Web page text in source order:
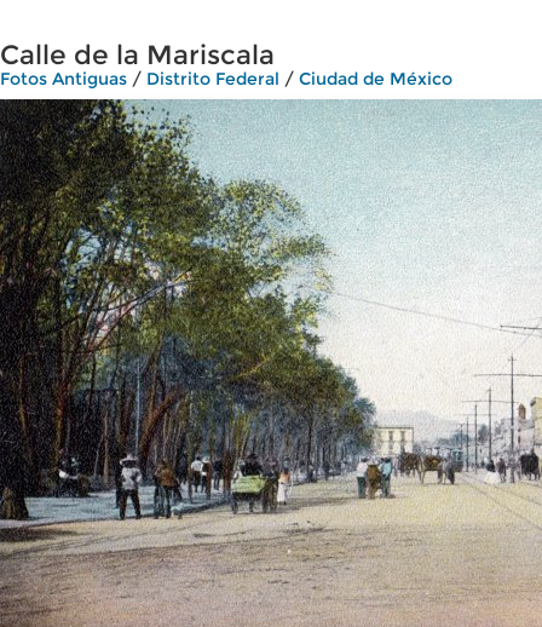
Calle de la Mariscala
Fotos Antiguas / Distrito Federal / Ciudad de México